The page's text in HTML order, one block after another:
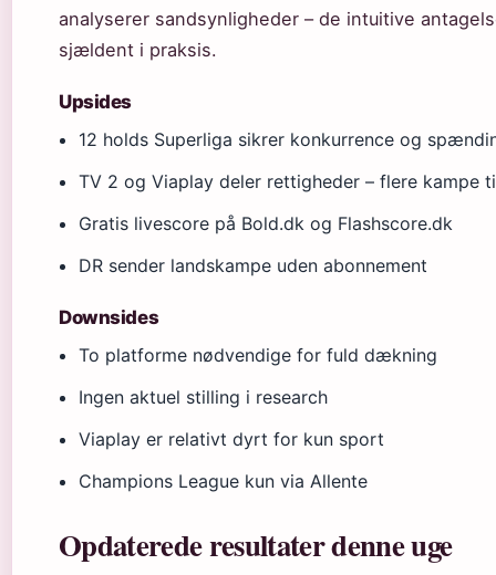
analyserer sandsynligheder – de intuitive
sjældent i praksis.
Upsides
12 holds Superliga sikrer konkurrence og
TV 2 og Viaplay deler rettigheder – flere kampe
Gratis livescore på Bold.dk og Flashscore.dk
DR sender landskampe uden abonnement
Downsides
To platforme nødvendige for fuld dækning
Ingen aktuel stilling i research
Viaplay er relativt dyrt for kun sport
Champions League kun via Allente
Opdaterede resultater denne uge